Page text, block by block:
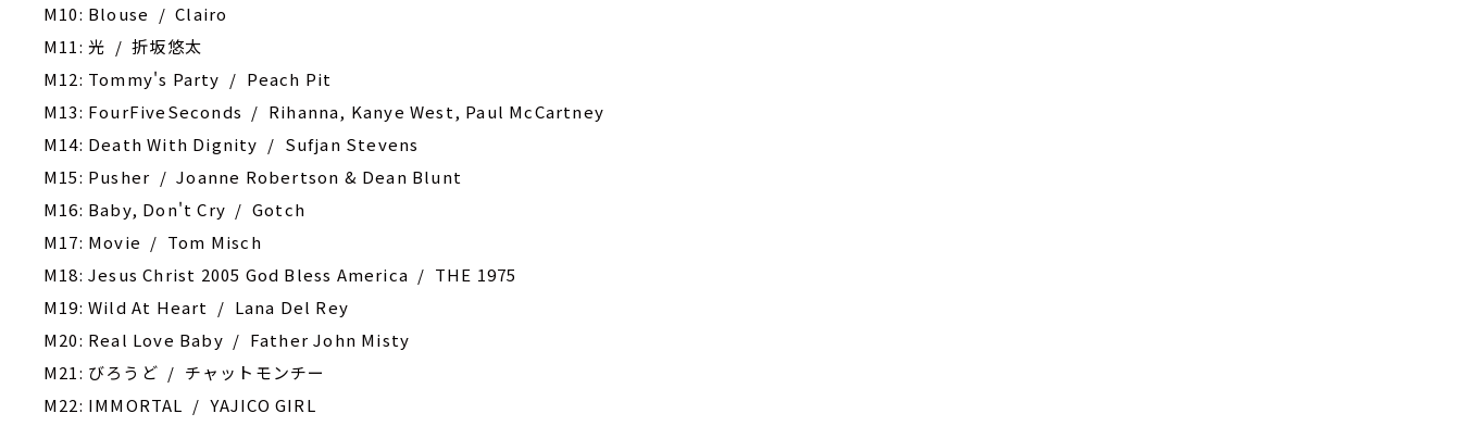
M10: Blouse / Clairo
M11: 光 / 折坂悠太
M12: Tommy's Party / Peach Pit
M13: FourFiveSeconds / Rihanna, Kanye West, Paul McCartney
M14: Death With Dignity / Sufjan Stevens
M15: Pusher / Joanne Robertson & Dean Blunt
M16: Baby, Don't Cry / Gotch
M17: Movie / Tom Misch
M18: Jesus Christ 2005 God Bless America / THE 1975
M19: Wild At Heart / Lana Del Rey
M20: Real Love Baby / Father John Misty
M21: びろうど / チャットモンチー
M22: IMMORTAL / YAJICO GIRL